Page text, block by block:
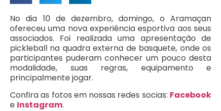
No dia 10 de dezembro, domingo, o Aramaçan
ofereceu uma nova experiência esportiva aos seus
associados. Foi realizada uma apresentação de
pickleball na quadra externa de basquete, onde os
participantes puderam conhecer um pouco desta
modalidade, suas regras, equipamento e
principalmente jogar.
Confira as fotos em nossas redes socias: Facebook
e Instagram.